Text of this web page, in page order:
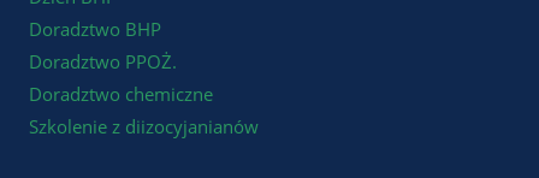
Doradztwo BHP
Doradztwo PPOŻ.
Doradztwo chemiczne
Szkolenie z diizocyjanianów